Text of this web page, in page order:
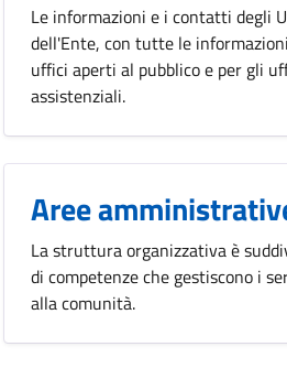
Le informazioni e i contatti degli
dell'Ente, con tutte le
uffici aperti al pubblico e per gli
assistenziali.
Aree
La struttura organizzativa è
di competenze che gestiscono i
alla comunità.